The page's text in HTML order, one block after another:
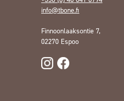
info@tbone.fi
Finnoonlaaksontie 7,
02270 Espoo